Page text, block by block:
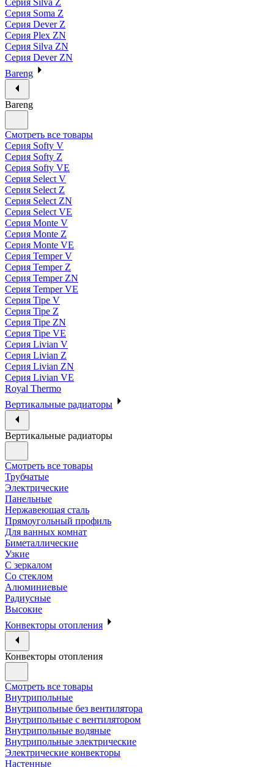
Серия Silva Z
Серия Soma Z
Серия Dever Z
Серия Plex ZN
Серия Silva ZN
Серия Dever ZN
Bareng
Bareng
Смотреть все товары
Серия Softy V
Серия Softy Z
Серия Softy VE
Серия Select V
Серия Select Z
Серия Select ZN
Серия Select VE
Серия Monte V
Серия Monte Z
Серия Monte VE
Серия Temper V
Серия Temper Z
Серия Temper ZN
Серия Temper VE
Серия Tipe V
Серия Tipe Z
Серия Tipe ZN
Серия Tipe VE
Серия Livian V
Серия Livian Z
Серия Livian ZN
Серия Livian VE
Royal Thermo
Вертикальные радиаторы
Вертикальные радиаторы
Смотреть все товары
Трубчатые
Электрические
Панельные
Нержавеющая сталь
Прямоугольный профиль
Для ванных комнат
Биметаллические
Узкие
С зеркалом
Со стеклом
Алюминиевые
Радиусные
Высокие
Конвекторы отопления
Конвекторы отопления
Смотреть все товары
Внутрипольные
Внутрипольные без вентилятора
Внутрипольные с вентилятором
Внутрипольные водяные
Внутрипольные электрические
Электрические конвекторы
Настенные